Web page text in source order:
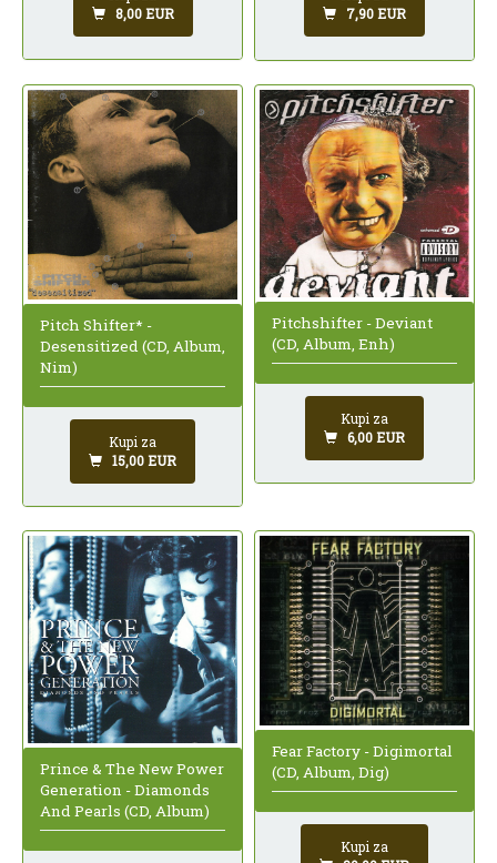
8,00 EUR
7,90 EUR
Pitch Shifter* -
Desensitized (CD, Album,
Nim)
Kupi za
15,00 EUR
Pitchshifter - Deviant
(CD, Album, Enh)
Kupi za
6,00 EUR
Prince & The New Power
Generation - Diamonds
And Pearls (CD, Album)
Fear Factory - Digimortal
(CD, Album, Dig)
Kupi za